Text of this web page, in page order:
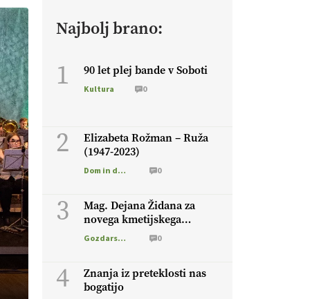
Najbolj brano:
1 90 let plej bande v Soboti
Kultura 0
2
Elizabeta Rožman – Ruža
(1947-2023)
Dom in družina 0
3
Mag. Dejana Židana za
novega kmetijskega
ministraGozdarstvo 0
4
Znanja iz preteklosti nas
bogatijo